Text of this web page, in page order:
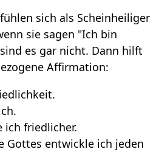
sich als Scheinheiliger
sie sagen "Ich bin
es gar nicht. Dann hilft
Affirmation:
ich friedlicher.
Gottes entwickle ich jeden